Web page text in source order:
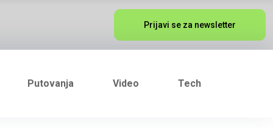
Prijavi se za newsletter
Putovanja Video Tech